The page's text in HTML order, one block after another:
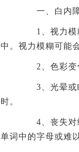
一、白内障
1、视力模糊
中。视力模糊可能
2、色彩变化
3、光晕或眩
时。
4、丧失对细
单词中的字母或难